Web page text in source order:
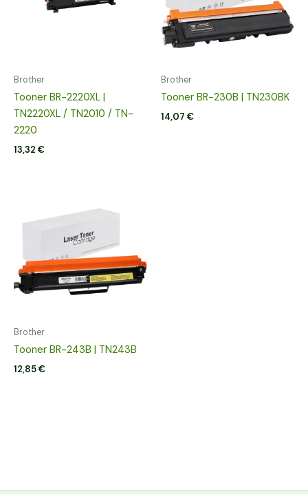
Brother
Tooner BR-2220XL |
TN2220XL / TN2010 / TN-
2220
13,32 €
Brother
Tooner BR-230B | TN230BK
14,07 €
Brother
Tooner BR-243B | TN243B
12,85€